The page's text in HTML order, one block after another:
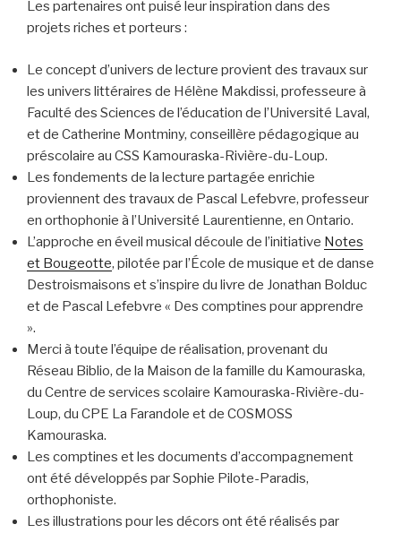
Les partenaires ont puisé leur inspiration dans des
projets riches et porteurs :
Le concept d’univers de lecture provient des travaux sur
les univers littéraires de Hélène Makdissi, professeure à
Faculté des Sciences de l’éducation de l’Université Laval,
et de Catherine Montminy, conseillère pédagogique au
préscolaire au CSS Kamouraska-Rivière-du-Loup.
Les fondements de la lecture partagée enrichie
proviennent des travaux de Pascal Lefebvre, professeur
en orthophonie à l’Université Laurentienne, en Ontario.
L’approche en éveil musical découle de l’initiative Notes
et Bougeotte, pilotée par l’École de musique et de danse
Destroismaisons et s’inspire du livre de Jonathan Bolduc
et de Pascal Lefebvre « Des comptines pour apprendre
».
Merci à toute l’équipe de réalisation, provenant du
Réseau Biblio, de la Maison de la famille du Kamouraska,
du Centre de services scolaire Kamouraska-Rivière-du-
Loup, du CPE La Farandole et de COSMOSS
Kamouraska.
Les comptines et les documents d’accompagnement
ont été développés par Sophie Pilote-Paradis,
orthophoniste.
Les illustrations pour les décors ont été réalisés par